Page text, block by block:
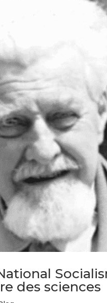
des sciences